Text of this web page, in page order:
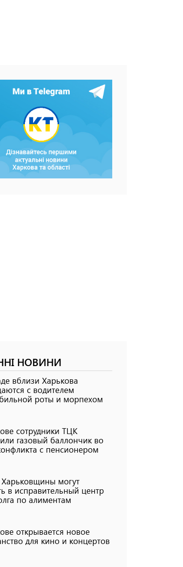
НОВИНИ
вблизи Харькова
с водителем
роты и морпехом
сотрудники ТЦК
газовый баллончик во
с пенсионером
могут
в исправительный центр
по алиментам
открывается новое
для кино и концертов